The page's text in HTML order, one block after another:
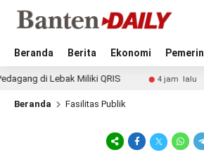
Beranda Berita Ekonomi
di Lebak Miliki QRIS 4 jam lalu
Beranda Fasilitas Publik